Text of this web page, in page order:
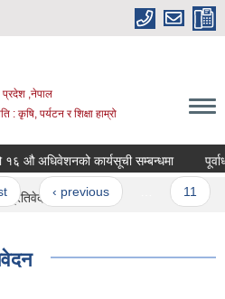
प्रदेश ,नेपाल
: कृषि, पर्यटन र शिक्षा हाम्रो
औ अधिवेशनको कार्यसूची सम्बन्धमा
‹ previous
प्रतिवेदन